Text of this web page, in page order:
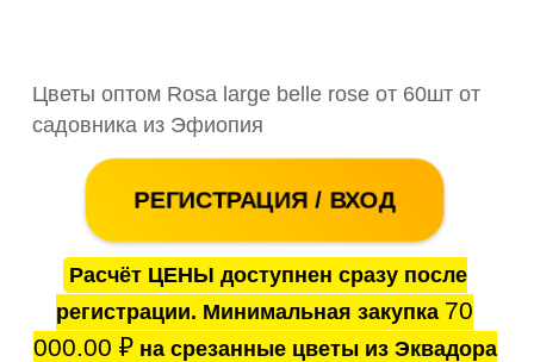
Цветы оптом Rosa large belle rose от 60шт от
садовника из Эфиопия
РЕГИСТРАЦИЯ / ВХОД
Расчёт ЦЕНЫ доступнен сразу после
регистрации. Минимальная закупка 70
000.00 ₽на срезанные цветы из Эквадора